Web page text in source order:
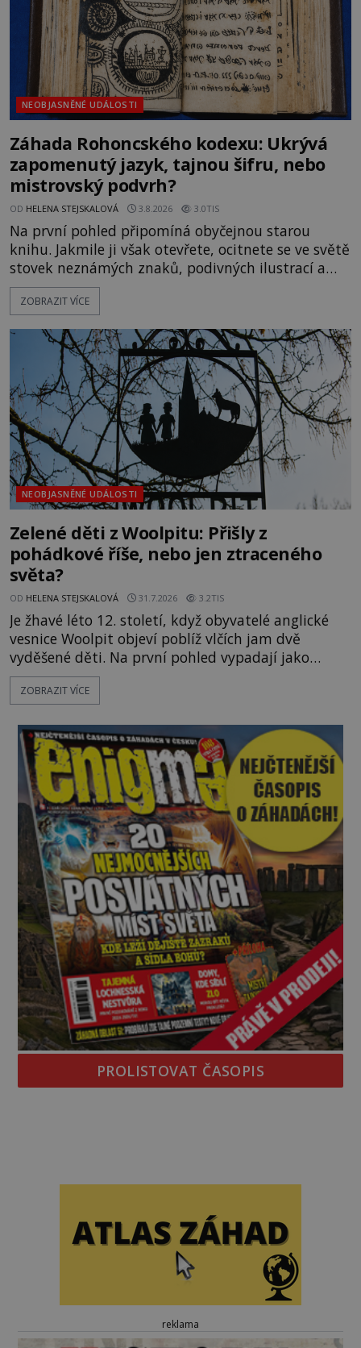
NEOBJASNĚNÉ UDÁLOSTI
Záhada Rohoncského kodexu: Ukrývá
zapomenutý jazyk, tajnou šifru, nebo
mistrovský podvrh?
OD HELENA STEJSKALOVÁ 3.8.2026 3.0TIS
Na první pohled připomíná obyčejnou starou
knihu. Jakmile ji však otevřete, ocitnete se ve světě
stovek neznámých znaků, podivných ilustrací a
textu, který už téměř dvě století vzdoruje všem
pokusům o rozluštění. Rohoncský kodex patří mezi
jistotou neví, kdo jej napsal, kdy vznikl ani co
vlastně vypráví. Rohoncský kodex se poprvé
objevuje v roce
ZOBRAZIT VÍCE
NEOBJASNĚNÉ UDÁLOSTI
Zelené děti z Woolpitu: Přišly z
pohádkové říše, nebo jen ztraceného
světa?
OD HELENA STEJSKALOVÁ 31.7.2026 3.2TIS
Je žhavé léto 12. století, když obyvatelé anglické
vesnice Woolpit objeví poblíž vlčích jam dvě
vyděšené děti. Na první pohled vypadají jako
každé jiné, až na jednu děsivou výjimku. Jejich
kůže má nazelenalý odstín, mluví
kromě syrových bobů. Příběh se rychle stává
jednou z největších záhad středověké Anglie a ani
po téměř devíti stech letech není
ZOBRAZIT VÍCE
PROLISTOVAT ČASOPIS
reklama